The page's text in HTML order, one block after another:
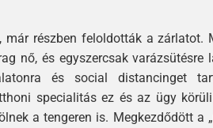
már részben feloldották a zárlatot.
nő, és egyszercsak
és social distancinget
specialitás ez és az ügy
a tengeren is. Megkezdődött a